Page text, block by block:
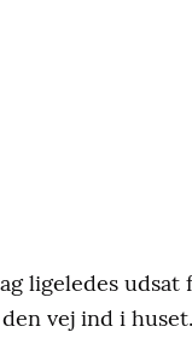
ligeledes
vej ind i